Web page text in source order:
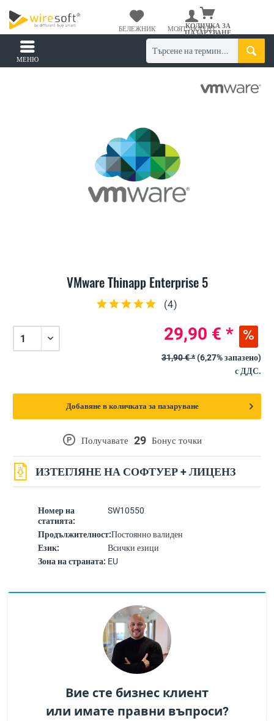
КОЛИЧКА ЗА
ПАЗАРУВАНЕ
БЕЛЕЖНИК МОЯТ АКАУНТ
МЕНЮ
VMware Thinapp Enterprise 5
(4)
Номер на
статията:
SW10550
Продължителност:Постоянно валиден
Език:
Всички езици
Зона на страната: EU
P Получавате 29 Бонус точки
ИЗТЕГЛЯНЕ НА СОФТУЕР + ЛИЦЕНЗ
29,90 € *
31,90 € *(6,27% запазено)
с ДДС.
Добавяне в количката за пазаруване
Вие сте бизнес клиент
или имате правни въпроси?